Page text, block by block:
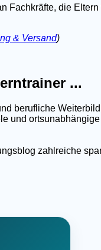
Fachkräfte, die
& Versand)
...
berufliche
und
zahlreiche